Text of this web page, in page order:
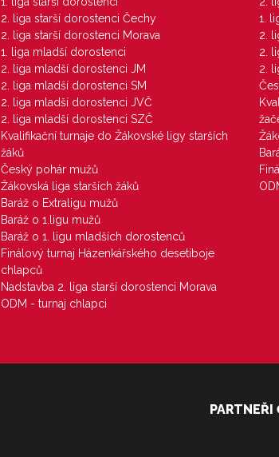
2. liga starší dorostenci Čechy
2. liga starší dorostenci Morava
1. liga mladší dorostenci
2. liga mladší dorostenci JM
2. liga mladší dorostenci SM
2. liga mladší dorostenci JVČ
2. liga mladší dorostenci SZČ
Kvalifikační turnaje do Žákovské ligy starších
žáků
Český pohár mužů
Žákovská liga starších žáků
Baráž o Extraligu mužů
Baráž o 1.ligu mužů
Baráž o 1. ligu mladších dorostenců
Finálový turnaj Házenkářského desetiboje
chlapců
Nadstavba 2. liga starší dorostenci Morava
ODM - turnaj chlapci
1.
2.
2.
2.
PARTNEŘI